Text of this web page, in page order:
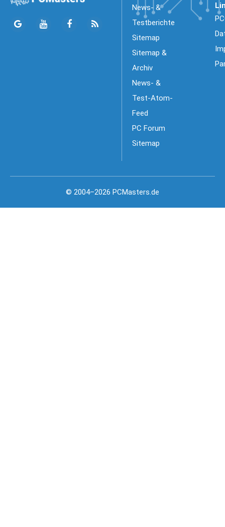
News- &
Testberichte
Sitemap
Sitemap &
Archiv
News- &
Test-Atom-
Feed
PC Forum
Sitemap
© 2004–2026 PCMasters.de